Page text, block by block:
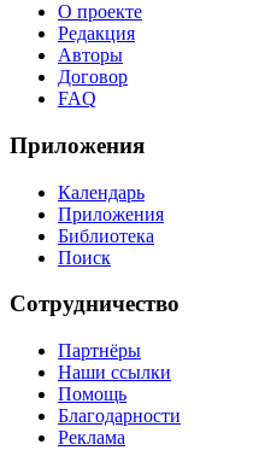
О проекте
Редакция
Авторы
Договор
FAQ
Приложения
Календарь
Приложения
Библиотека
Поиск
Сотрудничество
Партнёры
Наши ссылки
Помощь
Благодарности
Реклама